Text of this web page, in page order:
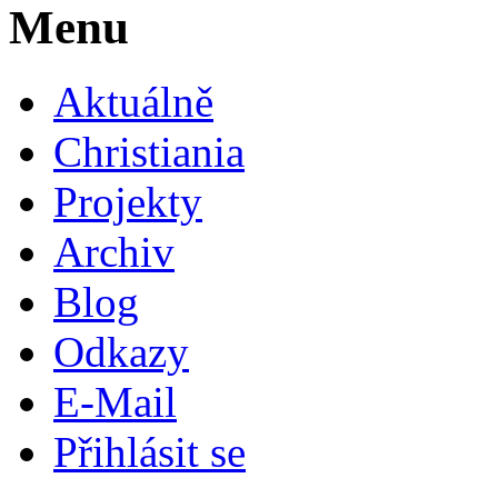
Menu
Aktuálně
Christiania
Projekty
Archiv
Blog
Odkazy
E-Mail
Přihlásit se